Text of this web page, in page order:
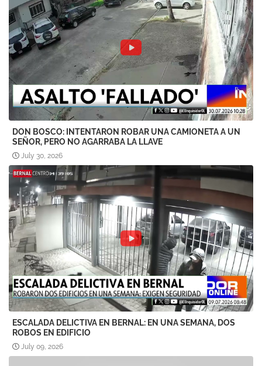
DON BOSCO: INTENTARON ROBAR UNA CAMIONETA A UN
SEÑOR, PERO NO AGARRABA LA LLAVE
July 30, 2026
ESCALADA DELICTIVA EN BERNAL: EN UNA SEMANA, DOS
ROBOS EN EDIFICIO
July 09, 2026